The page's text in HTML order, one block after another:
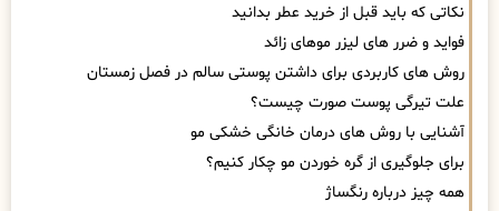
نکاتی که باید قبل از خرید عطر بدانید
فواید و ضرر های لیزر موهای زائد
روش های کاربردی برای داشتن پوستی سالم در فصل زمستان
علت تیرگی پوست صورت چیست؟
آشنایی با روش های درمان خانگی خشکی مو
برای جلوگیری از گره خوردن مو چکار کنیم؟
همه چیز درباره رنگساژ